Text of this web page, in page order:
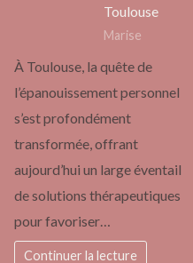
Toulouse
Marise
À Toulouse, la quête de
l’épanouissement personnel
s’est profondément
transformée, offrant
aujourd’hui un large éventail
de solutions thérapeutiques
pour favoriser…
Continuer la lecture